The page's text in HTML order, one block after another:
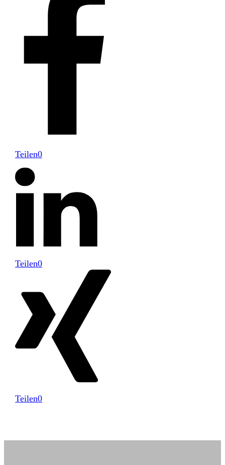
Teilen0
Teilen0
Teilen0